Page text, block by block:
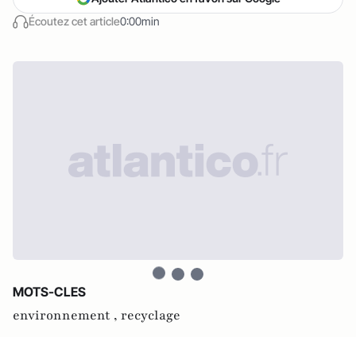
Écoutez cet article0:00min
MOTS-CLES
environnement , recyclage